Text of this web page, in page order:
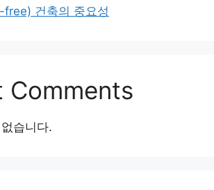
건축의 중요성
Comments
습니다.